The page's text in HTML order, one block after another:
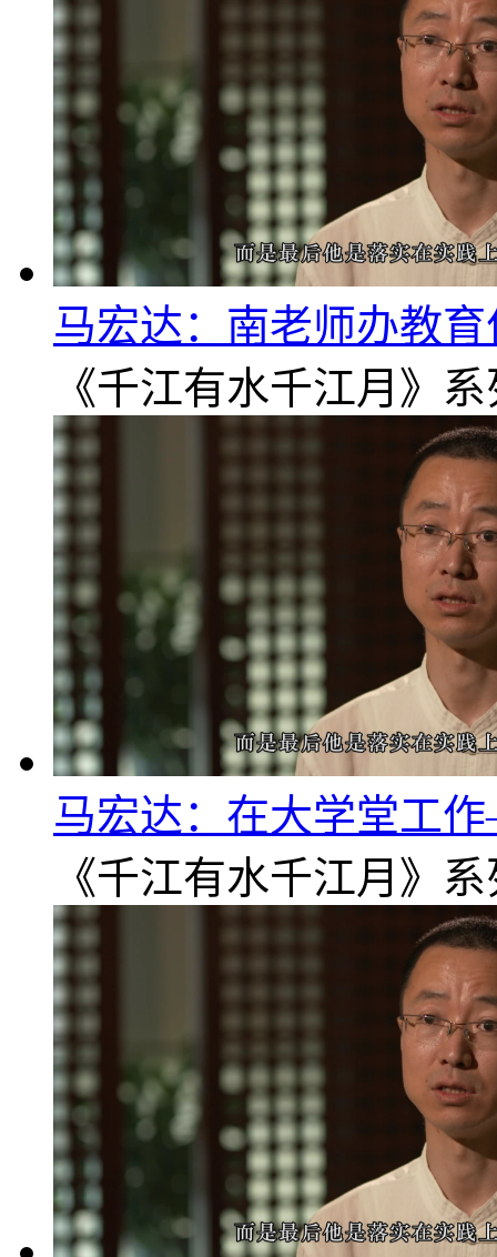
马宏达：南老师办教
《千江有水千江月》
马宏达：在大学堂工
《千江有水千江月》